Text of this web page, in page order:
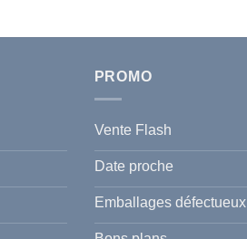
PROMO
Vente Flash
Date proche
Emballages défectueux